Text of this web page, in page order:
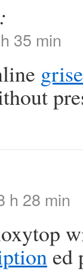
35 min
h 28 min
ed